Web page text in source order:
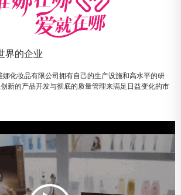
界的企业
化妆品有限公司拥有自己的生产设施和高水平的研
新的产品开发与彻底的质量管理来满足日益变化的市